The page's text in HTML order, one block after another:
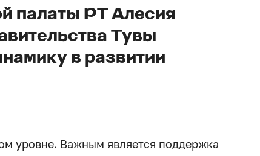
палаты РТ Алесия
Тувы
в развитии
уровне. Важным является поддержка